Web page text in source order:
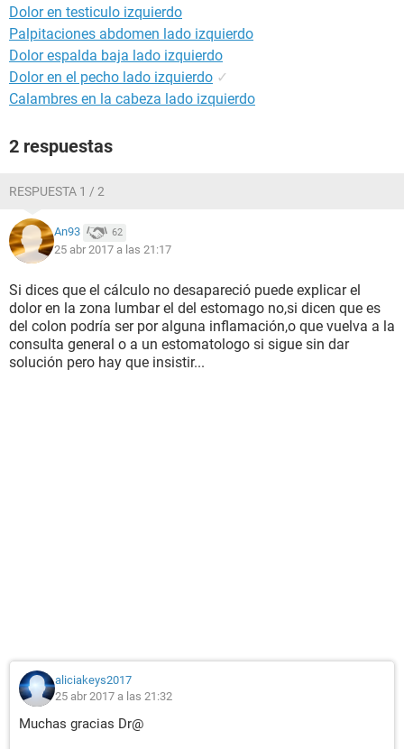
Muchas gracias!!
Dolor en testiculo izquierdo
Palpitaciones abdomen lado izquierdo
Dolor espalda baja lado izquierdo
Dolor en el pecho lado izquierdo ✓
Calambres en la cabeza lado izquierdo
2 respuestas
RESPUESTA 1 / 2
An93 62
25 abr 2017 a las 21:17
Si dices que el cálculo no desapareció puede explicar el
dolor en la zona lumbar el del estomago no,si dicen que es
del colon podría ser por alguna inflamación,o que vuelva a la
consulta general o a un estomatologo si sigue sin dar
solución pero hay que insistir...
aliciakeys2017
25 abr 2017 a las 21:32
Muchas gracias Dr@